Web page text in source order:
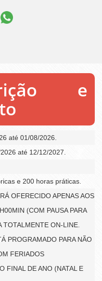
e
até 01/08/2026.
até 12/12/2027.
e 200 horas práticas.
OFERECIDO APENAS AOS
(COM PAUSA PARA
ON-LINE.
PROGRAMADO PARA NÃO
FERIADOS
FINAL DE ANO (NATAL E